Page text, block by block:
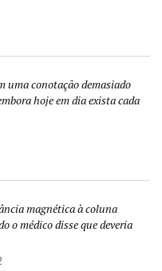
uma conotação demasiado
hoje em dia exista cada
magnética à coluna
o médico disse que deveria